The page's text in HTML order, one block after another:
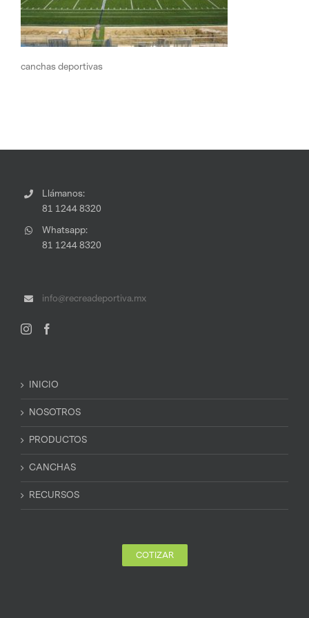
canchas deportivas
Llámanos:
81 1244 8320
Whatsapp:
81 1244 8320
info@recreadeportiva.mx
INICIO
NOSOTROS
PRODUCTOS
CANCHAS
RECURSOS
COTIZAR